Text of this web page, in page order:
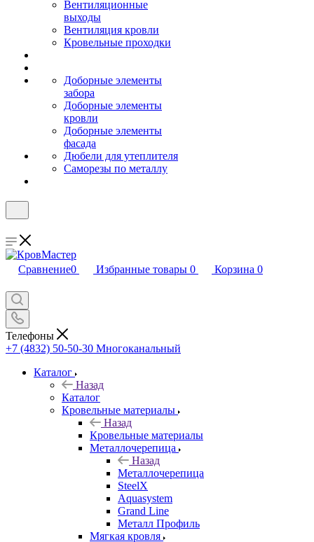
Вентиляционные
выходы
Вентиляция кровли
Кровельные проходки
Доборные элементы
забора
Доборные элементы
кровли
Доборные элементы
фасада
Дюбели для утеплителя
Саморезы по металлу
Сравнение0 Избранные товары 0 Корзина 0
Телефоны
+7 (4832) 50-50-30 Многоканальный
Каталог
Назад
Каталог
Кровельные материалы
Назад
Кровельные материалы
Металлочерепица
Назад
Металлочерепица
SteelX
Aquasystem
Grand Line
Металл Профиль
Мягкая кровля